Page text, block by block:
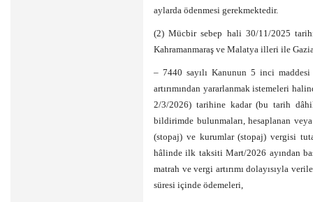
aylarda ödenmesi gerekmektedir.
(2) Mücbir sebep hali 30/11/2025
Kahramanmaraş ve Malatya illeri ile
– 7440 sayılı Kanunun 5 inci
artırımından yararlanmak istemeleri
2/3/2026) tarihine kadar (bu tarih
bildirimde bulunmaları, hesaplanan
(stopaj) ve kurumlar (stopaj) vergisi
hâlinde ilk taksiti Mart/2026 ayından
matrah ve vergi artırımı dolayısıyla
süresi içinde ödemeleri,